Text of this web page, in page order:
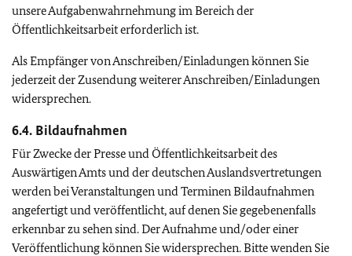
unsere Aufgabenwahrnehmung im Bereich der
Öffentlichkeitsarbeit erforderlich ist.
Als Empfänger von Anschreiben/Einladungen können Sie
jederzeit der Zusendung weiterer Anschreiben/Einladungen
widersprechen.
6.4. Bildaufnahmen
Für Zwecke der Presse und Öffentlichkeitsarbeit des
Auswärtigen Amts und der deutschen Auslandsvertretungen
werden bei Veranstaltungen und Terminen Bildaufnahmen
angefertigt und veröffentlicht, auf denen Sie gegebenenfalls
erkennbar zu sehen sind. Der Aufnahme und/oder einer
Veröffentlichung können Sie widersprechen. Bitte wenden Sie